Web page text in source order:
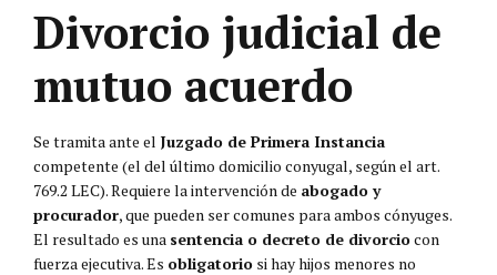
Divorcio judicial de
mutuo acuerdo
Se tramita ante el Juzgado de Primera Instancia
competente (el del último domicilio conyugal, según el art.
769.2 LEC). Requiere la intervención de abogado y
procurador, que pueden ser comunes para ambos cónyuges.
El resultado es una sentencia o decreto de divorciocon
fuerza ejecutiva. Es obligatorio si hay hijos menores no